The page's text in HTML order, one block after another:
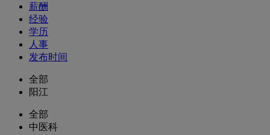
薪酬
经验
学历
人事
发布时间
全部
阳江
全部
中医科